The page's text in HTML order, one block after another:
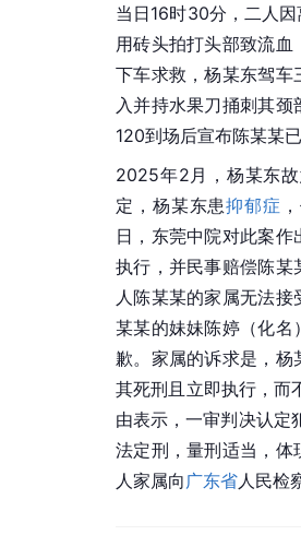
当日16时30分，二人
用砖头拍打头部致流
下车求救，杨某东驾车
入并持水果刀捅刺其
120到场后宣布陈某某
2025年2月，杨某东
定，杨某东患抑郁症
日，东莞中院对此案
执行，并民事赔偿陈
人陈某某的家属无法
某某的妹妹陈婷（化名
歉。家属的诉求是，杨
其死刑且立即执行，而
由表示，一审判决认定
法定刑，量刑适当，体
人家属向 广东省人民检